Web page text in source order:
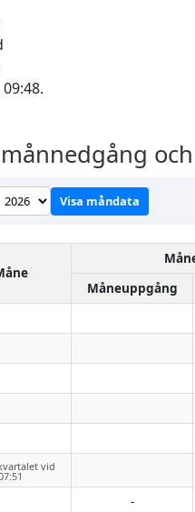
Visa måndata
Måneuppgång
vid
-